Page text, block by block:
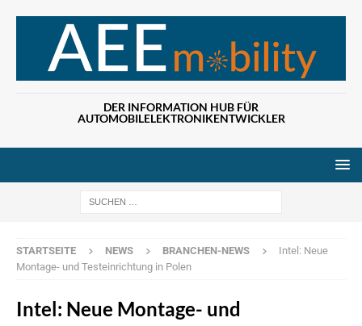
DER INFORMATION HUB FÜR
AUTOMOBILELEKTRONIKENTWICKLER
STARTSEITE NEWS BRANCHEN-NEWS
Intel: Neue
Montage- und Testeinrichtung in Polen
Intel: Neue Montage- und